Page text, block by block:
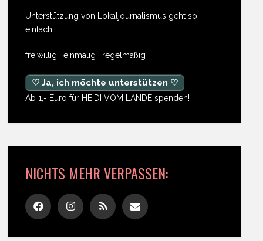
Unterstützung von Lokaljournalismus geht so
einfach:
freiwillig | einmalig | regelmäßig
♡ Ja, ich möchte unterstützen ♡
Ab 1,- Euro für HEIDI VOM LANDE spenden!
NICHTS MEHR VERPASSEN: